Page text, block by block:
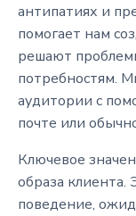
антипатиях и
помогает нам
решают
потребностям.
аудитории с
почте или
Ключевое
образа
поведение,